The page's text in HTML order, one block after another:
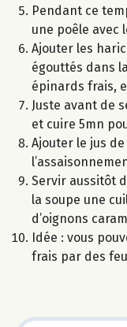
Pendant ce
une poêle avec
Ajouter les
égouttés dans
épinards frais,
Juste avant de
et cuire 5mn
Ajouter le jus
Servir aussitôt
la soupe une
d’oignons
Idée : vous
frais par des